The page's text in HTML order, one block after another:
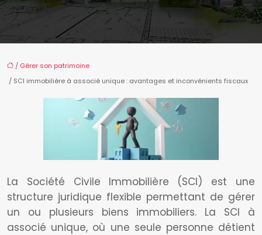
/ Gérer son patrimoine
/ SCI immobilière à associé unique : avantages et inconvénients fiscaux
La Société Civile Immobilière (SCI) est une
structure juridique flexible permettant de gérer
un ou plusieurs biens immobiliers. La SCI à
associé unique, où une seule personne détient